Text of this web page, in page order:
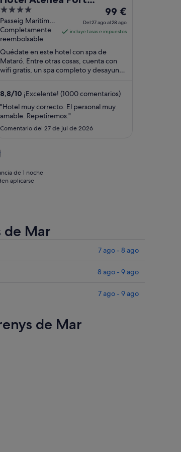
Barcelona Mataro
4
out
of
5
Passeig Maritim,
324 Mataro
Completamente
reembolsable
El
precio
es
99 €
por
noche
27
ago
99 €
Del 27 ago al 28 ago
incluye tasas e impuestos
Quédate en este hotel con spa de
Mataró. Entre otras cosas, cuenta con
wifi gratis, un spa completo y desayuno.
8,8/10 ¡Excelente! (1000 comentarios)
"Hotel muy correcto. El personal muy
amable. Repetiremos."
Comentario del 27 de jul de 2026
de 1 noche
aplicarse
de Mar
7 ago - 8 ago
8 ago - 9 ago
7 ago - 9 ago
de Mar